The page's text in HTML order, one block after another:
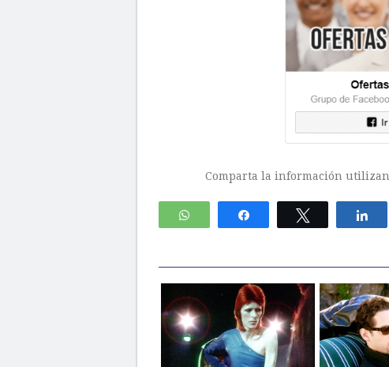
Comparta la información
WhatsApp Compartir Twittear